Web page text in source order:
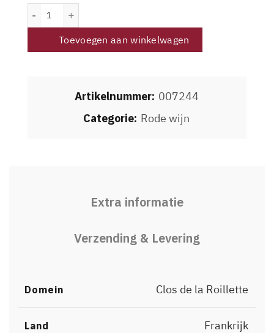
Toevoegen aan winkelwagen
Artikelnummer: 007244
Categorie: Rode wijn
Extra informatie
Verzending & Levering
Domein Clos de la Roillette
Land Frankrijk